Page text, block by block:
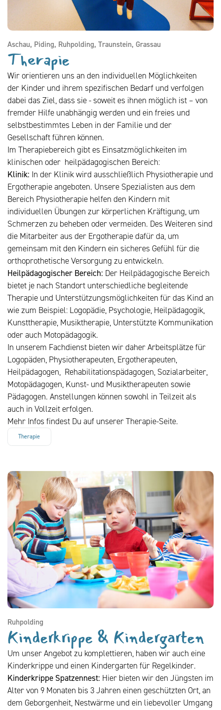
Aschau, Piding, Ruhpolding, Traunstein, Grassau
Therapie
Wir orientieren uns an den individuellen Möglichkeiten
der Kinder und ihrem spezifischen Bedarf und verfolgen
dabei das Ziel, dass sie - soweit es ihnen möglich ist – von
fremder Hilfe unabhängig werden und ein freies und
selbstbestimmtes Leben in der Familie und der
Gesellschaft führen können.
Im Therapiebereich gibt es Einsatzmöglichkeiten im
klinischen oder heilpädagogischen Bereich:
Klinik: In der Klinik wird ausschließlich Physiotherapie und
Ergotherapie angeboten. Unsere Spezialisten aus dem
Bereich Physiotherapie helfen den Kindern mit
individuellen Übungen zur körperlichen Kräftigung, um
Schmerzen zu beheben oder vermeiden. Des Weiteren sind
die Mitarbeiter aus der Ergotherapie dafür da, um
gemeinsam mit den Kindern ein sicheres Gefühl für die
orthoprothetische Versorgung zu entwickeln.
Heilpädagogischer Bereich: Der Heilpädagogische Bereich
bietet je nach Standort unterschiedliche begleitende
Therapie und Unterstützungsmöglichkeiten für das Kind an
wie zum Beispiel: Logopädie, Psychologie, Heilpädagogik,
Kunsttherapie, Musiktherapie, Unterstützte Kommunikation
oder auch Motopädagogik.
In unserem Fachdienst bieten wir daher Arbeitsplätze für
Logopäden, Physiotherapeuten, Ergotherapeuten,
Heilpädagogen, Rehabilitationspädagogen, Sozialarbeiter,
Motopädagogen, Kunst- und Musiktherapeuten sowie
Pädagogen. Anstellungen können sowohl in Teilzeit als
auch in Vollzeit erfolgen.
Mehr Infos findest Du auf unserer Therapie-Seite.
Therapie
Ruhpolding
Kinderkrippe & Kindergarten
Um unser Angebot zu komplettieren, haben wir auch eine
Kinderkrippe und einen Kindergarten für Regelkinder.
Kinderkrippe Spatzennest: Hier bieten wir den Jüngsten im
Alter von 9 Monaten bis 3 Jahren einen geschützten Ort, an
dem Geborgenheit, Nestwärme und ein liebevoller Umgang